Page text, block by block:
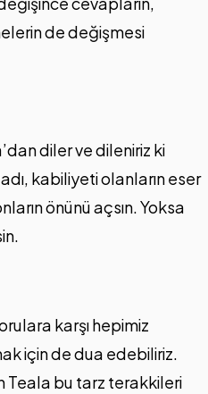
de değişmesi
diler ve dileniriz ki
kabiliyeti olanların eser
önünü açsın. Yoksa
karşı hepimiz
için de dua edebiliriz.
Teala bu tarz terakkileri